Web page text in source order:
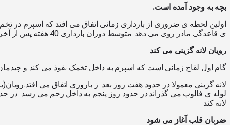
بچه به وجود آمده است.
ی قاعدگی مادر روی می دهد. متوسط دوران بارداری 40 هفته پس از آخرین دوره ی قاعدگی (38 هفته بعد از باروری) به طول می انجامد.
رویان لانه گزینی می کند
گام اول لقاح زمانی است که اسپرم به داخل تخمک نفوذ می کند و
لانه گزینی معمولا در حدود هفت روز بعد از باروری اتفاق می
لوله ی فالوپ می گذراند.در حدود روز پنجم به داخل رحم می رسد در
لانه کند
ضربان قلب آغاز می شود